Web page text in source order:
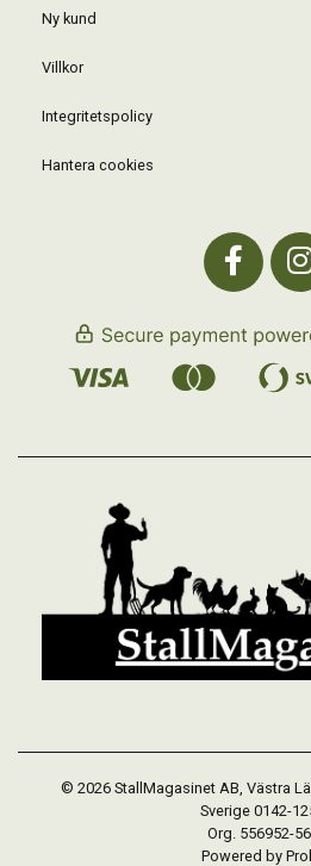
Ny kund
Villkor
Integritetspolicy
Hantera cookies
© 2026 StallMagasinet AB, Västra
Sverige 0142-
Org. 556952-
Powered by